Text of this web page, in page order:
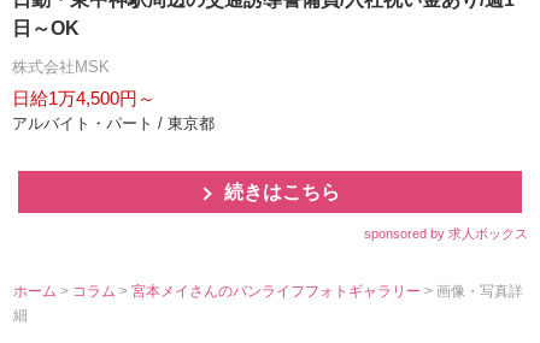
日～OK
株式会社MSK
日給1万4,500円～
アルバイト・パート / 東京都
続きはこちら
sponsored by 求人ボックス
ホーム > コラム>宮本メイさんのバンライフフォトギャラリー> 画像・写真詳
細